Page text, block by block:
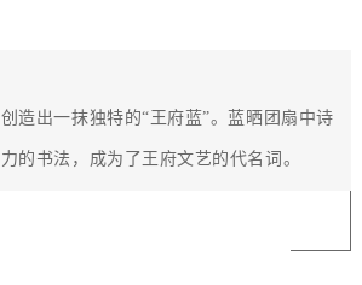
造出一抹独特的“王府蓝”。蓝晒团扇中诗
的书法，成为了王府文艺的代名词 。